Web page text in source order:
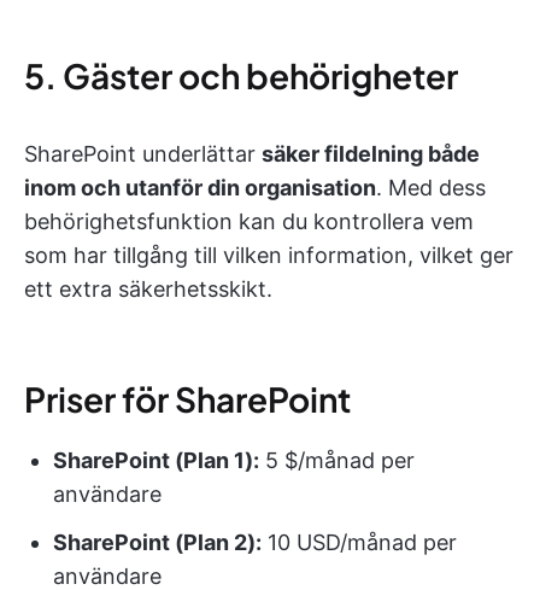
5. Gäster och behörigheter
SharePoint underlättar säker fildelning både
inom och utanför din organisation. Med dess
behörighetsfunktion kan du kontrollera vem
som har tillgång till vilken information, vilket ger
ett extra säkerhetsskikt.
Priser för SharePoint
SharePoint (Plan 1): 5 $/månad per
användare
SharePoint (Plan 2): 10 USD/månad per
användare